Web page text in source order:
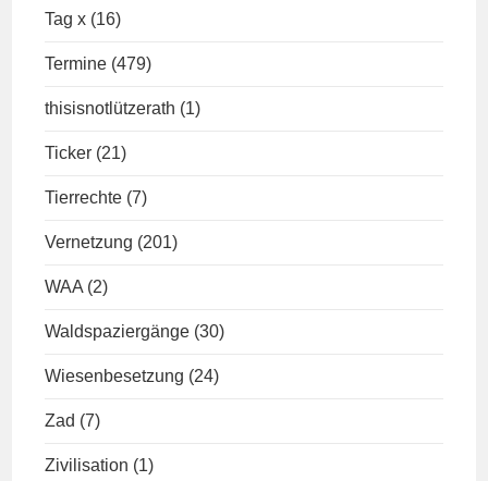
Tag x (16)
Termine (479)
thisisnotlützerath (1)
Ticker (21)
Tierrechte (7)
Vernetzung (201)
WAA (2)
Waldspaziergänge (30)
Wiesenbesetzung (24)
Zad (7)
Zivilisation (1)